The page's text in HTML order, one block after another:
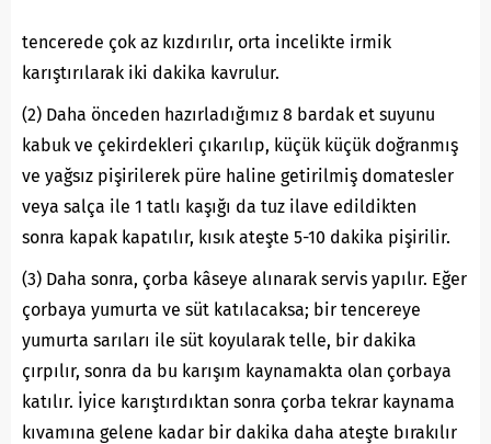
tencerede çok az kızdırılır, orta incelikte irmik
karıştırılarak iki dakika kavrulur.
(2) Daha önceden hazırladığımız 8 bardak et suyunu
kabuk ve çekirdekleri çıkarılıp, küçük küçük doğranmış
ve yağsız pişirilerek püre haline getirilmiş domatesler
veya salça ile 1 tatlı kaşığı da tuz ilave edildikten
sonra kapak kapatılır, kısık ateşte 5-10 dakika pişirilir.
(3) Daha sonra, çorba kâseye alınarak servis yapılır. Eğer
çorbaya yumurta ve süt katılacaksa; bir tencereye
yumurta sarıları ile süt koyularak telle, bir dakika
çırpılır, sonra da bu karışım kaynamakta olan çorbaya
katılır. İyice karıştırdıktan sonra çorba tekrar kaynama
kıvamına gelene kadar bir dakika daha ateşte bırakılır